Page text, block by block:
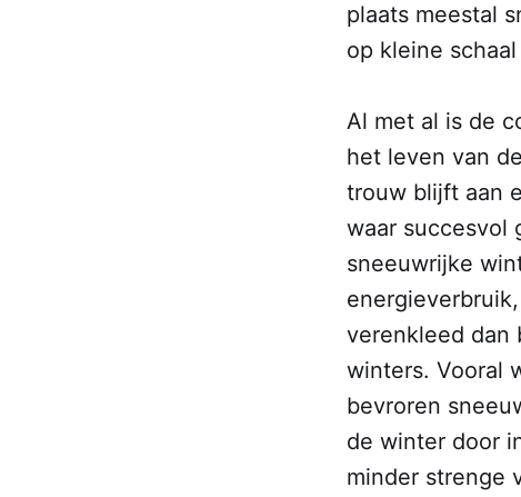
plaats meestal
op kleine schaal
Al met al is de
het leven van
trouw blijft aan
waar succesvol
sneeuwrijke
verenkleed dan
winters. Vooral
bevroren
de winter door
minder strenge